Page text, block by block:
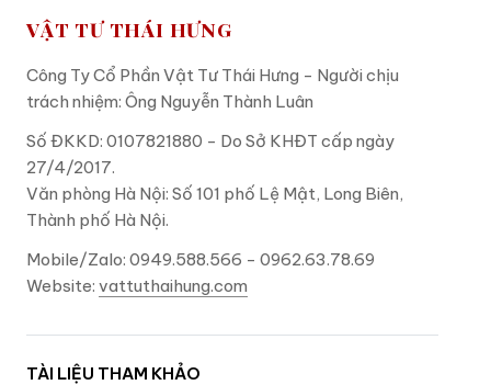
VẬT TƯ THÁI HƯNG
Công Ty Cổ Phần Vật Tư Thái Hưng - Người chịu
trách nhiệm: Ông Nguyễn Thành Luân
Số ĐKKD: 0107821880 - Do Sở KHĐT cấp ngày
27/4/2017.
Văn phòng Hà Nội: Số 101 phố Lệ Mật, Long Biên,
Thành phố Hà Nội.
Mobile/Zalo: 0949.588.566 - 0962.63.78.69
Website: vattuthaihung.com
TÀI LIỆU THAM KHẢO